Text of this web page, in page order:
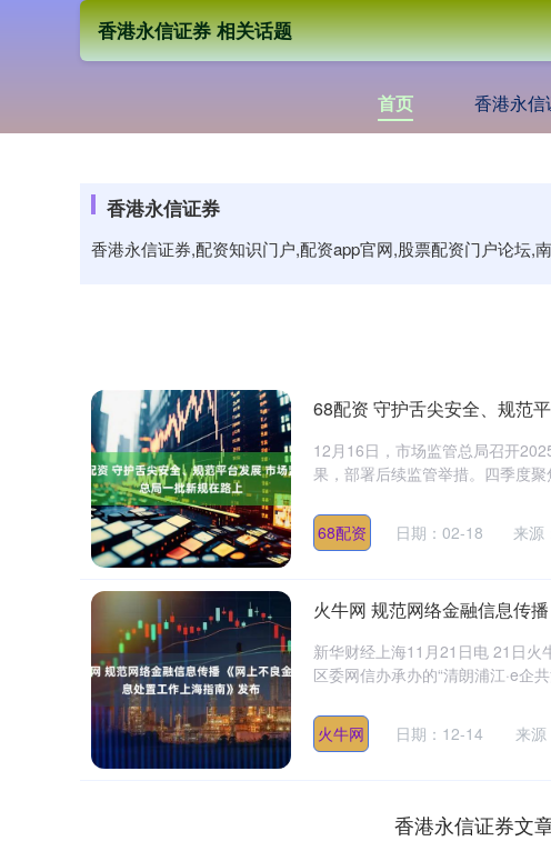
首页 香港永信
香港永信证券
香港永信证券,配资知识门户,配资app官网,股票配资门户论坛
香港永信证券 相关话题
68配资 守护舌尖安全、规范
12月16日，市场监管总局召开
果，部署后续监管举措。四季度
68配资 日期：02-18 来源
火牛网 规范网络金融信息传
新华财经上海11月21日电 21日火
区委网信办承办的“清朗浦江·e企
火牛网 日期：12-14 来
香港永信证券文